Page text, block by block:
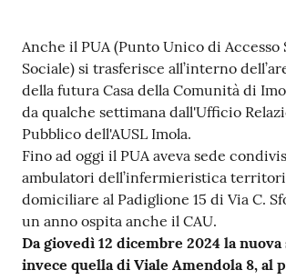
Contenuto
Anche il PUA (Punto Unico di Accesso
Sociale) si trasferisce all’interno
della futura Casa della Comunità di
da qualche settimana dall'Ufficio
Pubblico dell'AUSL Imola.
Fino ad oggi il PUA aveva sede
ambulatori dell’infermieristica
domiciliare al Padiglione 15 di Via C.
un anno ospita anche il CAU.
Da giovedì 12 dicembre 2024 la nuova
invece quella di Viale Amendola 8, al